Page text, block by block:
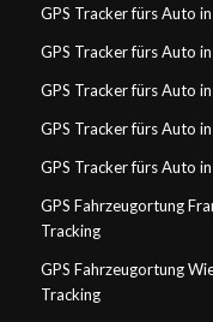
GPS Tracker fürs Auto
GPS Tracker fürs Auto
GPS Tracker fürs Auto
GPS Tracker fürs Auto
GPS Tracker fürs Auto
GPS Fahrzeugortung
Tracking
GPS Fahrzeugortung
Tracking